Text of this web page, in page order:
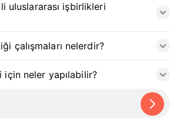
uluslararası işbirlikleri
çalışmaları nelerdir?
için neler yapılabilir?